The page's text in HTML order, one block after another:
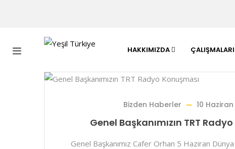
HAKKIMIZDA
Bizden Haberler 10
Genel Başkanımızın TRT
Genel Başkanımız Cafer Orhan 5 Haziran